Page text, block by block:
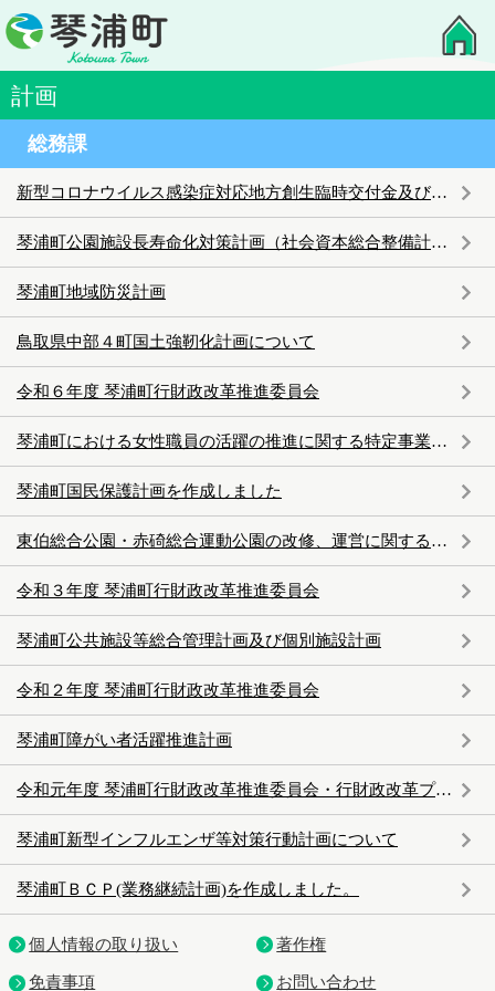
計画
総務課
新型コロナウイルス感染症対応地方創生臨時交付金及び物価高騰対応重点支援地方臨時交付金の実施状況
琴浦町公園施設長寿命化対策計画（社会資本総合整備計画）
琴浦町地域防災計画
鳥取県中部４町国土強靭化計画について
令和６年度 琴浦町行財政改革推進委員会
琴浦町における女性職員の活躍の推進に関する特定事業主行動計画
琴浦町国民保護計画を作成しました
東伯総合公園・赤碕総合運動公園の改修、運営に関する官民連携事業
令和３年度 琴浦町行財政改革推進委員会
琴浦町公共施設等総合管理計画及び個別施設計画
令和２年度 琴浦町行財政改革推進委員会
琴浦町障がい者活躍推進計画
令和元年度 琴浦町行財政改革推進委員会・行財政改革プランについて
琴浦町新型インフルエンザ等対策行動計画について
琴浦町ＢＣＰ(業務継続計画)を作成しました。
個人情報の取り扱い 著作権
免責事項 お問い合わせ